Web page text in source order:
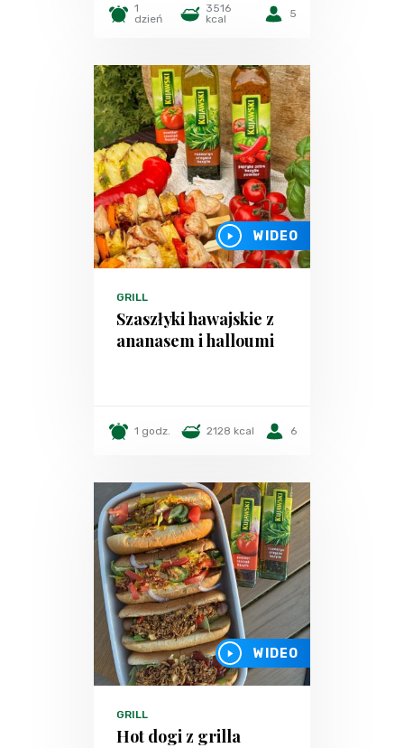
1
dzień
3516
kcal
5
WIDEO
GRILL
Szaszłyki hawajskie z
ananasem i halloumi
1 godz. 2128 kcal 6
WIDEO
GRILL
Hot dogi z grilla